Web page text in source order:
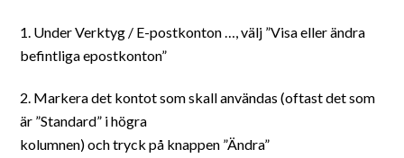
1. Under Verktyg / E-postkonton …, välj ”Visa eller ändra
befintliga epostkonton”
2. Markera det kontot som skall användas (oftast det som
är ”Standard” i högra
kolumnen) och tryck på knappen ”Ändra”